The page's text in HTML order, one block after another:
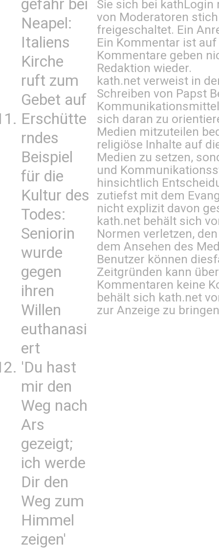
gefahr bei
Neapel:
Italiens
Kirche
ruft zum
Gebet auf
Erschütte
rndes
Beispiel
für die
Kultur des
Todes:
Seniorin
wurde
gegen
ihren
Willen
euthanasi
ert
'Du hast
mir den
Weg nach
Ars
gezeigt;
ich werde
Dir den
Weg zum
Himmel
zeigen'
Sie sich bei kathLogin
von Moderatoren
freigeschaltet. Ein
Ein Kommentar ist
Kommentare geben
Redaktion wieder.
kath.net verweist in
Schreiben von Papst
sich daran zu
Medien mitzuteilen
religiöse Inhalte auf
Medien zu setzen,
und
hinsichtlich
zutiefst mit dem
nicht explizit davon
kath.net behält sich
Normen verletzen,
dem Ansehen des
Benutzer können
Zeitgründen kann
Kommentaren keine
behält sich kath.net
zur Anzeige zu